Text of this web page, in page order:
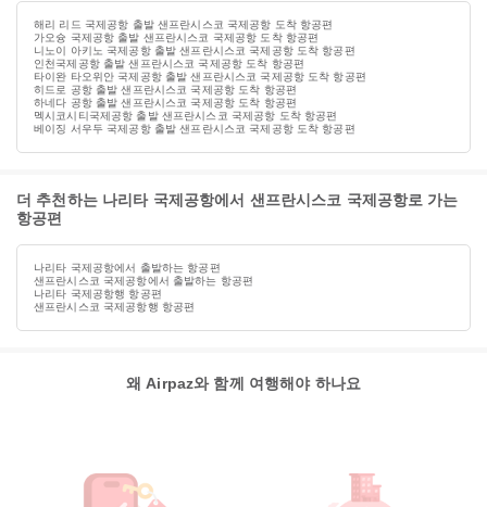
해리 리드 국제공항 출발 샌프란시스코 국제공항 도착 항공편
가오슝 국제공항 출발 샌프란시스코 국제공항 도착 항공편
니노이 아키노 국제공항 출발 샌프란시스코 국제공항 도착 항공편
인천국제공항 출발 샌프란시스코 국제공항 도착 항공편
타이완 타오위안 국제공항 출발 샌프란시스코 국제공항 도착 항공편
히드로 공항 출발 샌프란시스코 국제공항 도착 항공편
하네다 공항 출발 샌프란시스코 국제공항 도착 항공편
멕시코시티국제공항 출발 샌프란시스코 국제공항 도착 항공편
베이징 서우두 국제공항 출발 샌프란시스코 국제공항 도착 항공편
더 추천하는 나리타 국제공항에서 샌프란시스코 국제공항로 가는
항공편
나리타 국제공항에서 출발하는 항공편
샌프란시스코 국제공항에서 출발하는 항공편
나리타 국제공항행 항공편
샌프란시스코 국제공항행 항공편
왜 Airpaz와 함께 여행해야 하나요